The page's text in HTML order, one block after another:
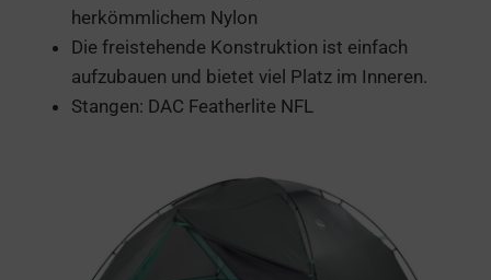
herkömmlichem Nylon
Die freistehende Konstruktion ist einfach
aufzubauen und bietet viel Platz im Inneren.
Stangen: DAC Featherlite NFL